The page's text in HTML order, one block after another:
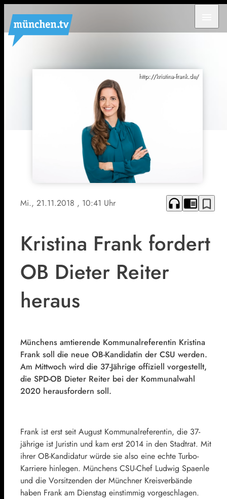
http://kristina-frank.de/
Mi., 21.11.2018 , 10:41 Uhr headphones chrome_reader_mode bookmark_border
Kristina Frank fordert
OB Dieter Reiter
heraus
Münchens amtierende Kommunalreferentin Kristina
Frank soll die neue OB-Kandidatin der CSU werden.
Am Mittwoch wird die 37-Jährige offiziell vorgestellt,
die SPD-OB Dieter Reiter bei der Kommunalwahl
2020 herausfordern soll.
Frank ist erst seit August Kommunalreferentin, die 37-
jährige ist Juristin und kam erst 2014 in den Stadtrat. Mit
ihrer OB-Kandidatur würde sie also eine echte Turbo-
Karriere hinlegen. Münchens CSU-Chef Ludwig Spaenle
und die Vorsitzenden der Münchner Kreisverbände
haben Frank am Dienstag einstimmig vorgeschlagen.